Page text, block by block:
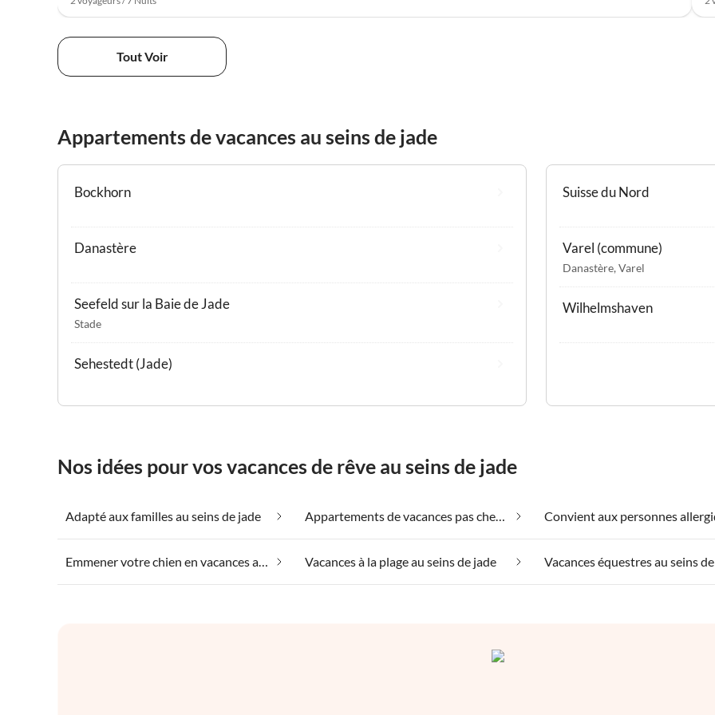
Tout Voir
Appartements de vacances au seins de jade
Bockhorn
Danastère
Seefeld sur la Baie de Jade
Stade
Sehestedt (Jade)
Suisse du Nord
Varel (commune)
Danastère, Varel
Wilhelmshaven
Nos idées pour vos vacances de rêve au seins de jade
Adapté aux familles au seins de jade Appartements de vacances pas chers au seins de jade
Emmener votre chien en vacances au seins de jade Vacances à la plage au seins de jade Vacances équestres au seins